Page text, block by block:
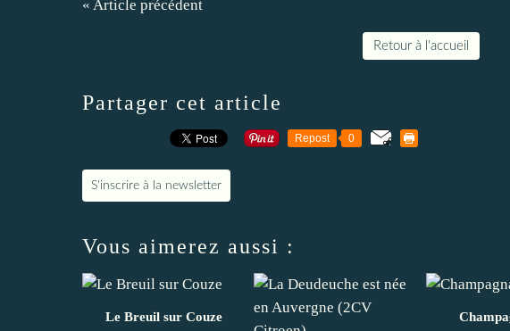
« Article précédent
Retour à l'accueil
Partager cet article
Repost 0
S'inscrire à la newsletter
Vous aimerez aussi :
Le Breuil sur Couze